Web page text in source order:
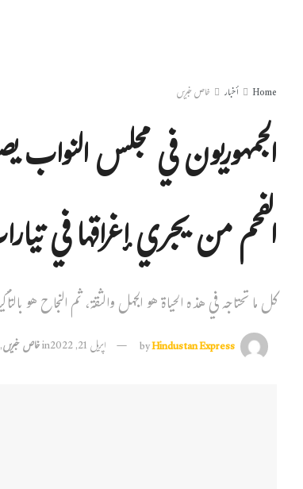
Home أخبار خاص خبریں
الجمهوريون في مجلس
الفحم من يجري إغراقها في
كل ما تحتاجه في هذه الحياة هو الجهل والثقة، ثم النجاح هو
byHindustan Express اپریل 21, 2022 inخاص خبریں,